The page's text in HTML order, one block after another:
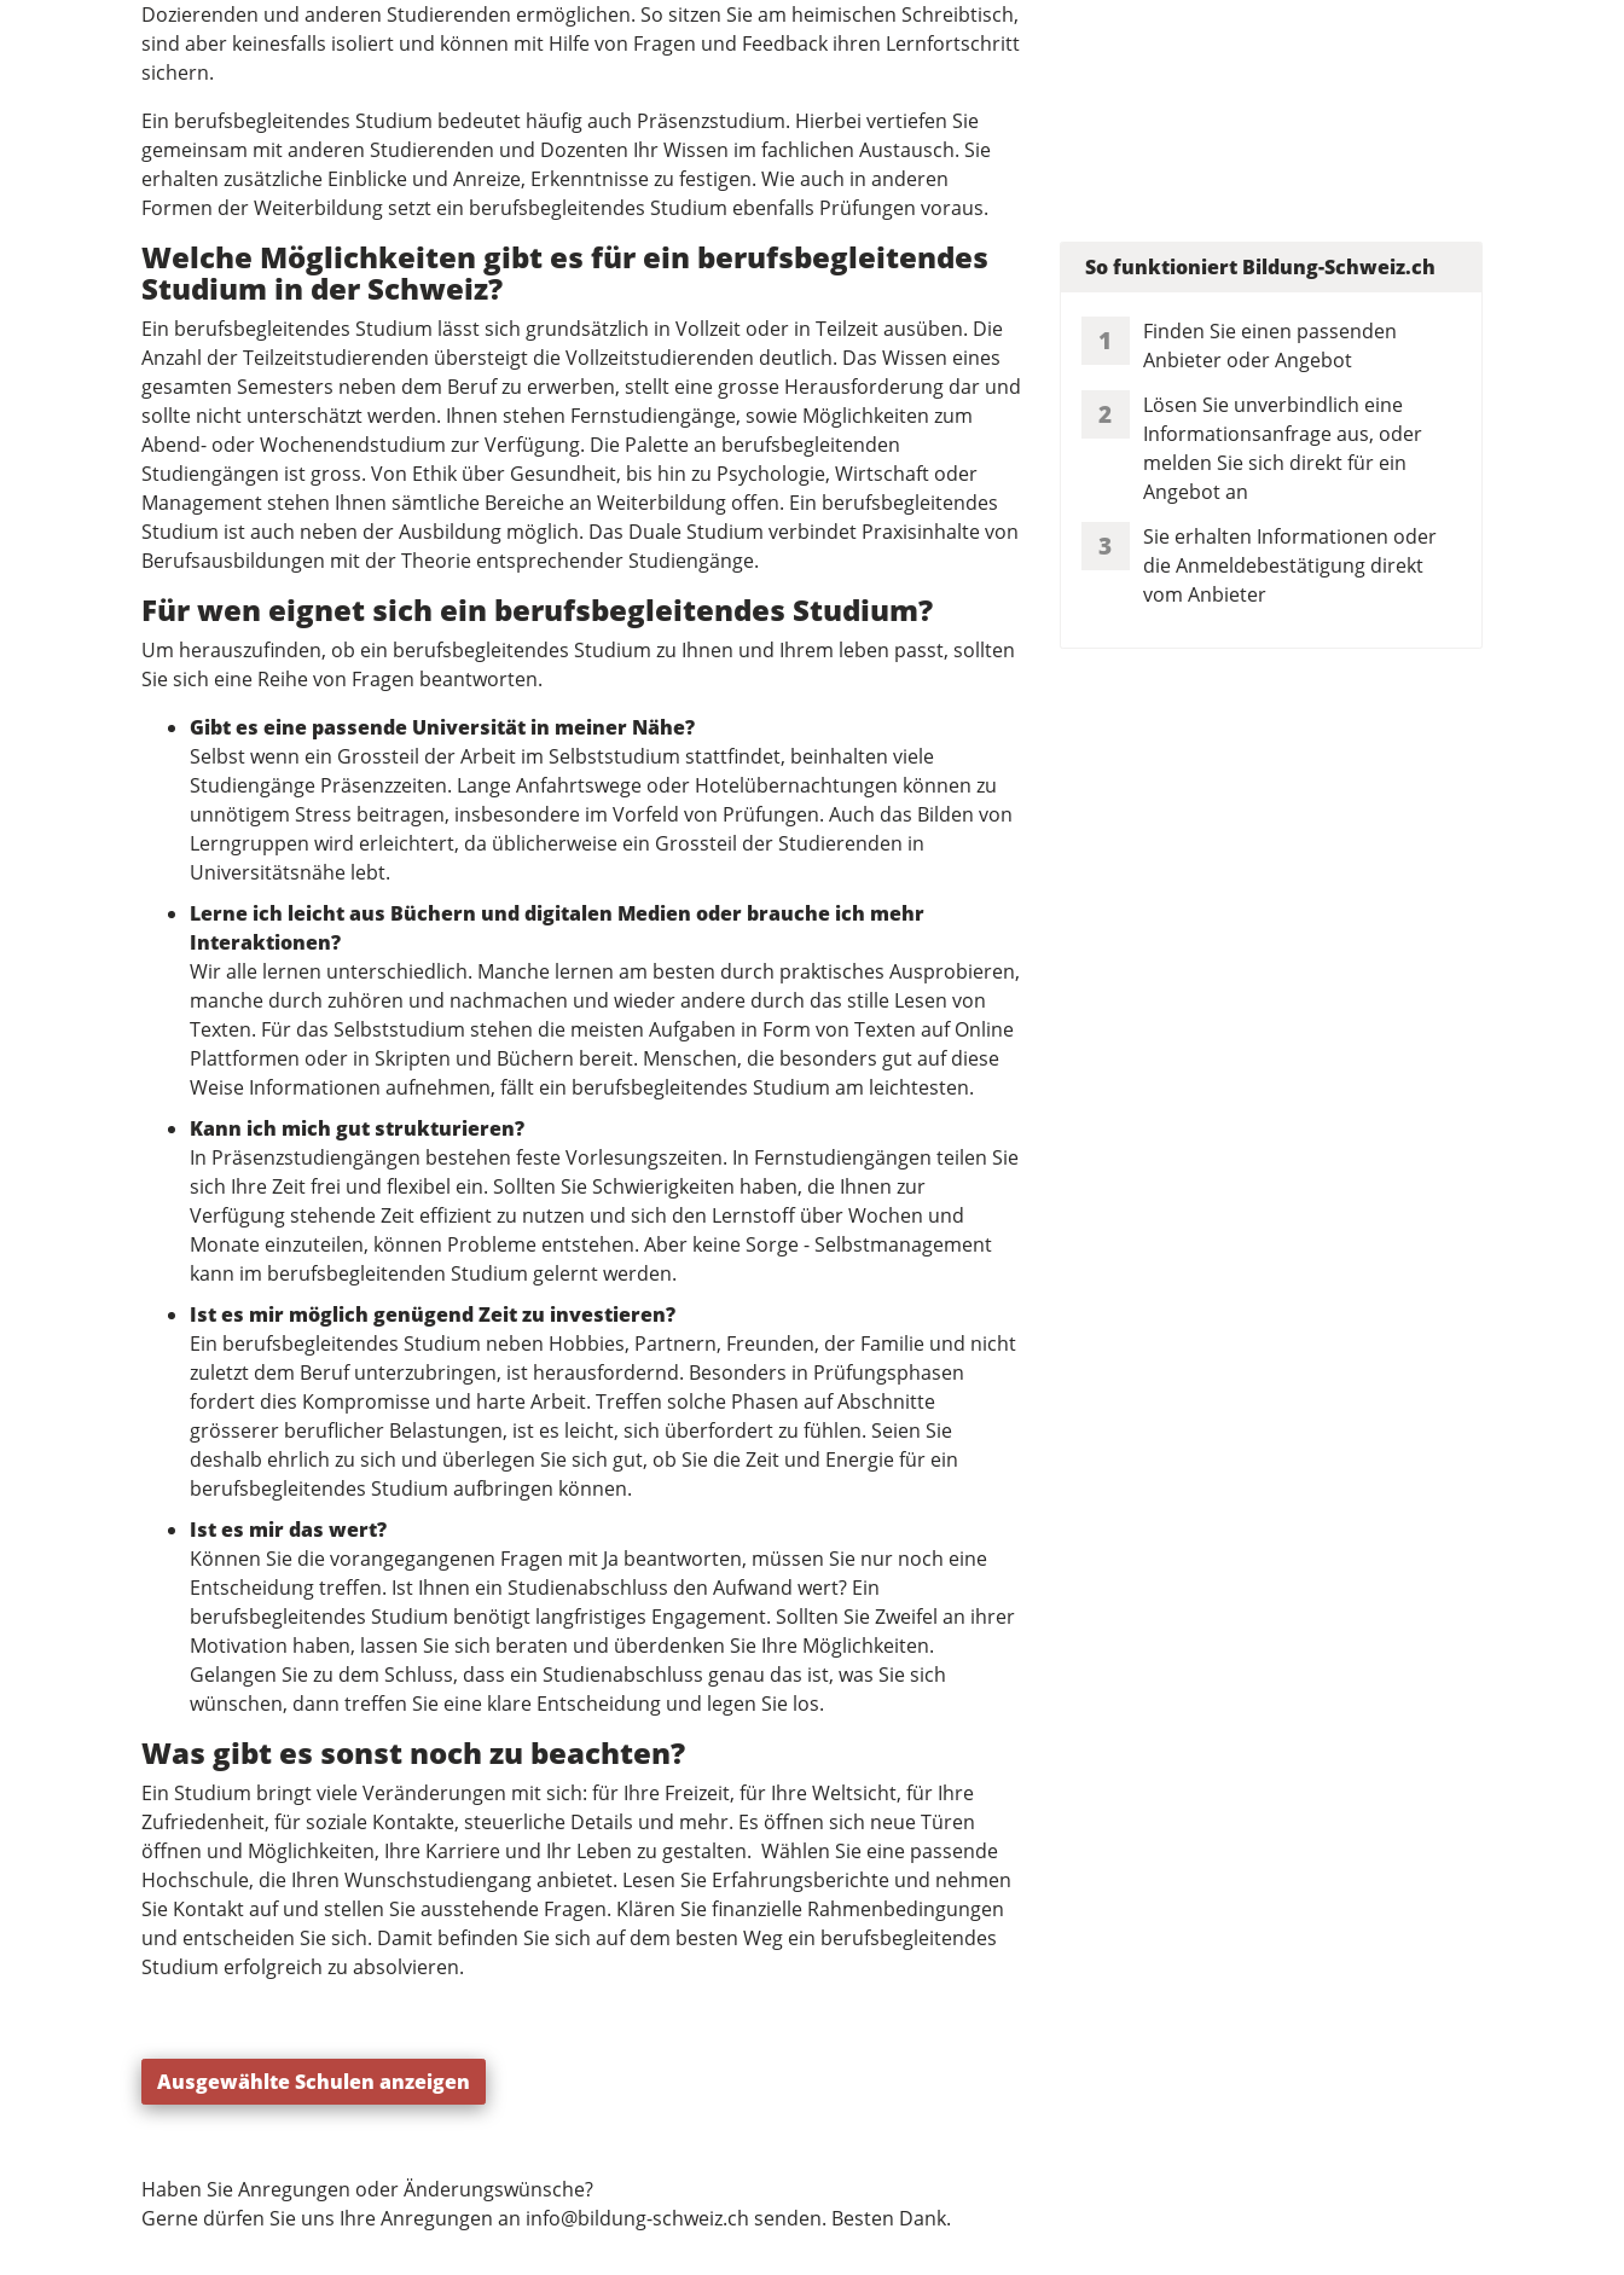
Dozierenden und anderen Studierenden ermöglichen. So sitzen Sie am heimischen Schreibtisch,
sind aber keinesfalls isoliert und können mit Hilfe von Fragen und Feedback ihren Lernfortschritt
sichern.
Ein berufsbegleitendes Studium bedeutet häufig auch Präsenzstudium. Hierbei vertiefen Sie
gemeinsam mit anderen Studierenden und Dozenten Ihr Wissen im fachlichen Austausch. Sie
erhalten zusätzliche Einblicke und Anreize, Erkenntnisse zu festigen. Wie auch in anderen
Formen der Weiterbildung setzt ein berufsbegleitendes Studium ebenfalls Prüfungen voraus.
Welche Möglichkeiten gibt es für ein berufsbegleitendes
Studium in der Schweiz?
Ein berufsbegleitendes Studium lässt sich grundsätzlich in Vollzeit oder in Teilzeit ausüben. Die
Anzahl der Teilzeitstudierenden übersteigt die Vollzeitstudierenden deutlich. Das Wissen eines
gesamten Semesters neben dem Beruf zu erwerben, stellt eine grosse Herausforderung dar und
sollte nicht unterschätzt werden. Ihnen stehen Fernstudiengänge, sowie Möglichkeiten zum
Abend- oder Wochenendstudium zur Verfügung. Die Palette an berufsbegleitenden
Studiengängen ist gross. Von Ethik über Gesundheit, bis hin zu Psychologie, Wirtschaft oder
Management stehen Ihnen sämtliche Bereiche an Weiterbildung offen. Ein berufsbegleitendes
Studium ist auch neben der Ausbildung möglich. Das Duale Studium verbindet Praxisinhalte von
Berufsausbildungen mit der Theorie entsprechender Studiengänge.
Für wen eignet sich ein berufsbegleitendes Studium?
Um herauszufinden, ob ein berufsbegleitendes Studium zu Ihnen und Ihrem leben passt, sollten
Sie sich eine Reihe von Fragen beantworten.
Gibt es eine passende Universität in meiner Nähe?
Selbst wenn ein Grossteil der Arbeit im Selbststudium stattfindet, beinhalten viele
Studiengänge Präsenzzeiten. Lange Anfahrtswege oder Hotelübernachtungen können zu
unnötigem Stress beitragen, insbesondere im Vorfeld von Prüfungen. Auch das Bilden von
Lerngruppen wird erleichtert, da üblicherweise ein Grossteil der Studierenden in
Universitätsnähe lebt.
Lerne ich leicht aus Büchern und digitalen Medien oder brauche ich mehr
Interaktionen?
Wir alle lernen unterschiedlich. Manche lernen am besten durch praktisches Ausprobieren,
manche durch zuhören und nachmachen und wieder andere durch das stille Lesen von
Texten. Für das Selbststudium stehen die meisten Aufgaben in Form von Texten auf Online
Plattformen oder in Skripten und Büchern bereit. Menschen, die besonders gut auf diese
Weise Informationen aufnehmen, fällt ein berufsbegleitendes Studium am leichtesten.
Kann ich mich gut strukturieren?
In Präsenzstudiengängen bestehen feste Vorlesungszeiten. In Fernstudiengängen teilen Sie
sich Ihre Zeit frei und flexibel ein. Sollten Sie Schwierigkeiten haben, die Ihnen zur
Verfügung stehende Zeit effizient zu nutzen und sich den Lernstoff über Wochen und
Monate einzuteilen, können Probleme entstehen. Aber keine Sorge - Selbstmanagement
kann im berufsbegleitenden Studium gelernt werden.
Ist es mir möglich genügend Zeit zu investieren?
Ein berufsbegleitendes Studium neben Hobbies, Partnern, Freunden, der Familie und nicht
zuletzt dem Beruf unterzubringen, ist herausfordernd. Besonders in Prüfungsphasen
fordert dies Kompromisse und harte Arbeit. Treffen solche Phasen auf Abschnitte
grösserer beruflicher Belastungen, ist es leicht, sich überfordert zu fühlen. Seien Sie
deshalb ehrlich zu sich und überlegen Sie sich gut, ob Sie die Zeit und Energie für ein
berufsbegleitendes Studium aufbringen können.
Ist es mir das wert?
Können Sie die vorangegangenen Fragen mit Ja beantworten, müssen Sie nur noch eine
Entscheidung treffen. Ist Ihnen ein Studienabschluss den Aufwand wert? Ein
berufsbegleitendes Studium benötigt langfristiges Engagement. Sollten Sie Zweifel an ihrer
Motivation haben, lassen Sie sich beraten und überdenken Sie Ihre Möglichkeiten.
Gelangen Sie zu dem Schluss, dass ein Studienabschluss genau das ist, was Sie sich
wünschen, dann treffen Sie eine klare Entscheidung und legen Sie los.
Was gibt es sonst noch zu beachten?
Ein Studium bringt viele Veränderungen mit sich: für Ihre Freizeit, für Ihre Weltsicht, für Ihre
Zufriedenheit, für soziale Kontakte, steuerliche Details und mehr. Es öffnen sich neue Türen
öffnen und Möglichkeiten, Ihre Karriere und Ihr Leben zu gestalten. Wählen Sie eine passende
Hochschule, die Ihren Wunschstudiengang anbietet. Lesen Sie Erfahrungsberichte und nehmen
Sie Kontakt auf und stellen Sie ausstehende Fragen. Klären Sie finanzielle Rahmenbedingungen
und entscheiden Sie sich. Damit befinden Sie sich auf dem besten Weg ein berufsbegleitendes
Studium erfolgreich zu absolvieren.
So funktioniert Bildung-Schweiz.ch
1
Finden Sie einen passenden
Anbieter oder Angebot
2
Lösen Sie unverbindlich eine
Informationsanfrage aus, oder
melden Sie sich direkt für ein
Angebot an
3
Sie erhalten Informationen oder
die Anmeldebestätigung direkt
vom Anbieter
Ausgewählte Schulen anzeigen
Haben Sie Anregungen oder Änderungswünsche?
Gerne dürfen Sie uns Ihre Anregungen an info@bildung-schweiz.ch senden. Besten Dank.